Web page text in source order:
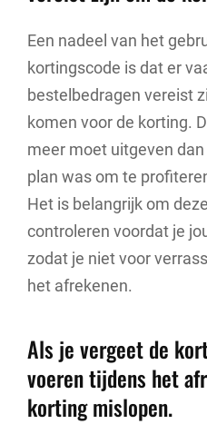
Een nadeel van het
kortingscode is dat er
bestelbedragen vereist
komen voor de korting.
meer moet uitgeven
plan was om te
Het is belangrijk om
controleren voordat je
zodat je niet voor
het afrekenen.
Als je vergeet de
voeren tijdens het
korting mislopen.